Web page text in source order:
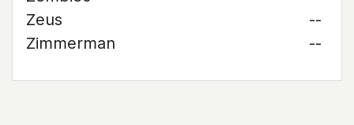
Zeus
--
Zimmerman
--